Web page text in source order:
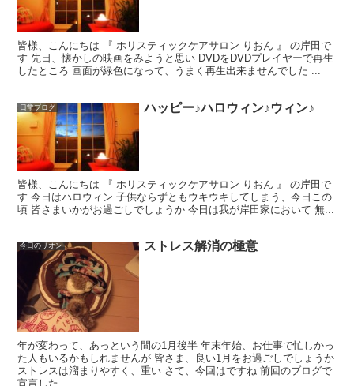
皆様、こんにちは 『 ホリスティックケアサロン りおん 』 の岸田で
す 先日、懐かしの映画をみようと思い DVDをDVDプレイヤーで再生
したところ 画面が緑色になって、うまく再生出来ませんでした ...
日常ブログ ハッピー♪ハロウィン♪ウィン♪
皆様、こんにちは 『 ホリスティックケアサロン りおん 』 の岸田で
す 今日はハロウィン 子供ならずともウキウキしてしまう、今日この
頃 皆さまいかがお過ごしでしょうか 今日は我が岸田家において 無...
今日のリオン ストレス解消の極意
年が変わって、あっという間の1月後半 年末年始、お仕事で忙しかっ
た人もいるかもしれませんが 皆さま、良い1月をお過ごしでしょうか
ストレスは溜まりやすく、重い さて、今回はですね 前回のブログで
宣言した...